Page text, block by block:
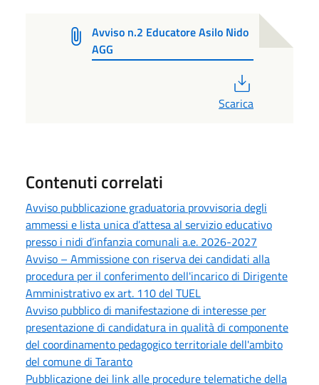
Avviso n.2 Educatore Asilo Nido
AGG
Scarica
Contenuti correlati
Avviso pubblicazione graduatoria provvisoria degli
ammessi e lista unica d’attesa al servizio educativo
presso i nidi d’infanzia comunali a.e. 2026-2027
Avviso – Ammissione con riserva dei candidati alla
procedura per il conferimento dell'incarico di Dirigente
Amministrativo ex art. 110 del TUEL
Avviso pubblico di manifestazione di interesse per
presentazione di candidatura in qualità di componente
del coordinamento pedagogico territoriale dell'ambito
del comune di Taranto
Pubblicazione dei link alle procedure telematiche della